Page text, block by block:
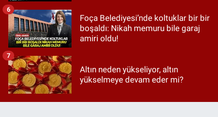
Foça Belediyesi’nde koltuklar bir bir
boşaldı: Nikah memuru bile garaj
amiri oldu!
6
Altın neden yükseliyor, altın
yükselmeye devam eder mi?
7